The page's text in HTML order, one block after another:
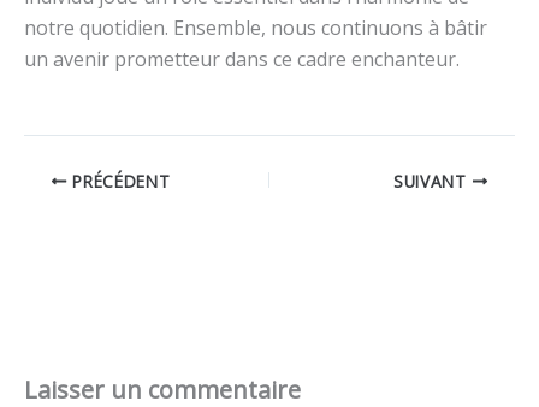
notre quotidien. Ensemble, nous continuons à bâtir
un avenir prometteur dans ce cadre enchanteur.
PRÉCÉDENT SUIVANT
Laisser un commentaire